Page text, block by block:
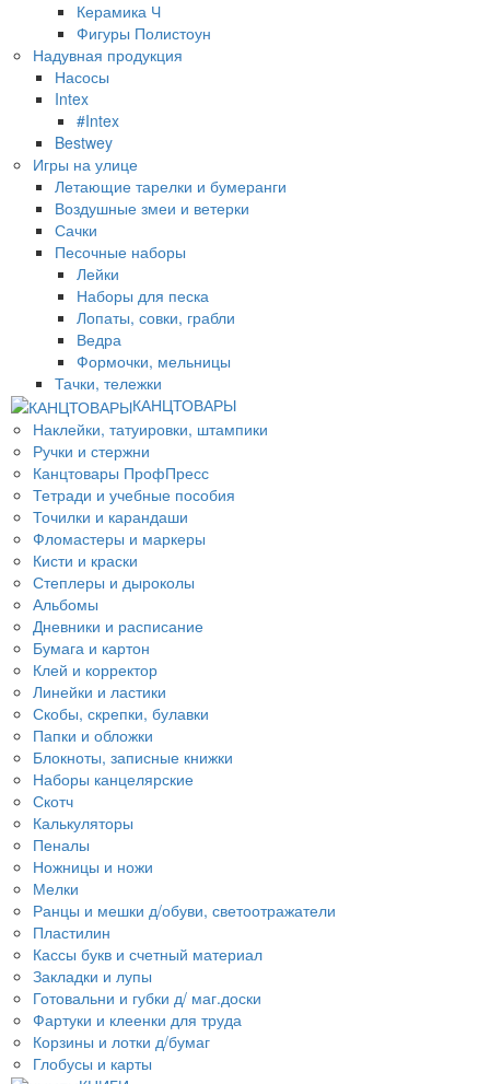
Керамика Ч
Фигуры Полистоун
Надувная продукция
Насосы
Intex
#Intex
Bestwey
Игры на улице
Летающие тарелки и бумеранги
Воздушные змеи и ветерки
Сачки
Песочные наборы
Лейки
Наборы для песка
Лопаты, совки, грабли
Ведра
Формочки, мельницы
Тачки, тележки
КАНЦТОВАРЫ
Наклейки, татуировки, штампики
Ручки и стержни
Канцтовары ПрофПресс
Тетради и учебные пособия
Точилки и карандаши
Фломастеры и маркеры
Кисти и краски
Степлеры и дыроколы
Альбомы
Дневники и расписание
Бумага и картон
Клей и корректор
Линейки и ластики
Скобы, скрепки, булавки
Папки и обложки
Блокноты, записные книжки
Наборы канцелярские
Скотч
Калькуляторы
Пеналы
Ножницы и ножи
Мелки
Ранцы и мешки д/обуви, светоотражатели
Пластилин
Кассы букв и счетный материал
Закладки и лупы
Готовальни и губки д/ маг.доски
Фартуки и клеенки для труда
Корзины и лотки д/бумаг
Глобусы и карты